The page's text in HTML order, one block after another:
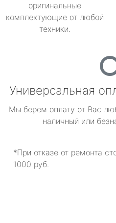
оригинальные
комплектующие от любой
техники.
Универсальная
Мы берем оплату от Вас
наличный или
*При отказе от ремонта
1000 руб.